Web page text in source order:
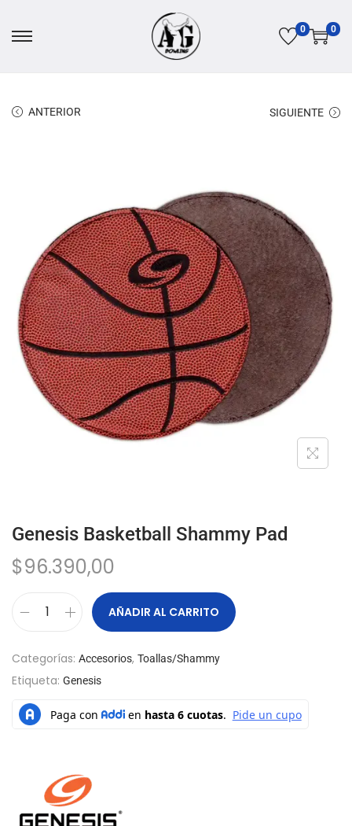
0 0
ANTERIOR SIGUIENTE
Genesis Basketball Shammy Pad
$96.390,00
AÑADIR AL CARRITO
Categorías: Accesorios, Toallas/Shammy
Etiqueta: Genesis